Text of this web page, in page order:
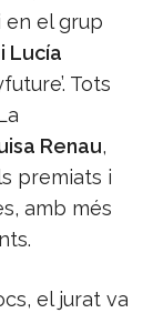
en el grup
Lucía
Tots
Renau,
premiats i
amb més
el jurat va